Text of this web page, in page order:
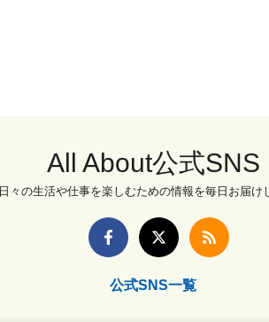
All About公式SNS
日々の生活や仕事を楽しむための情報を毎日お届け
公式SNS一覧